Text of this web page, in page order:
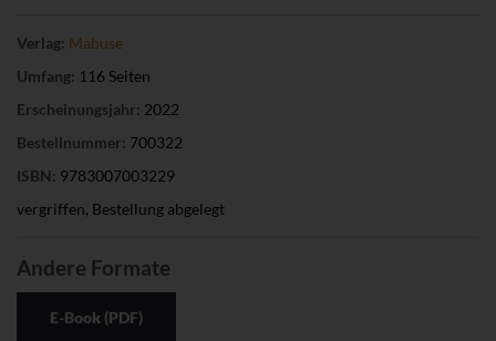
Verlag: Mabuse
Umfang: 116 Seiten
Erscheinungsjahr: 2022
Bestellnummer: 700322
ISBN: 9783007003229
vergriffen, Bestellung abgelegt
Andere Formate
E-Book (PDF)